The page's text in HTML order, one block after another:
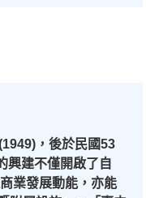
，後於民國53
興建不僅開啟了自
業發展動能，亦能